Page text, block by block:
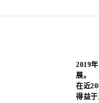
2019
展。
在近
得益